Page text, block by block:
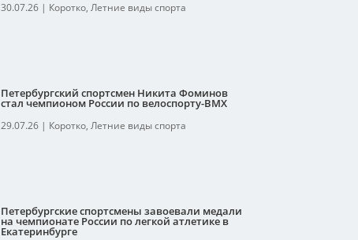
30.07.26| Коротко, Летние виды спорта
Петербургский спортсмен Никита Фоминов
стал чемпионом России по велоспорту-ВМХ
29.07.26| Коротко, Летние виды спорта
Петербургские спортсмены завоевали медали
на чемпионате России по легкой атлетике в
Екатеринбурге